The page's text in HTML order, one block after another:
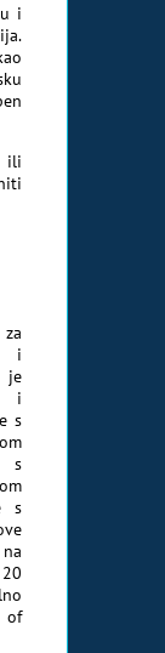
i
ili
i
je
i
s
s
s
of